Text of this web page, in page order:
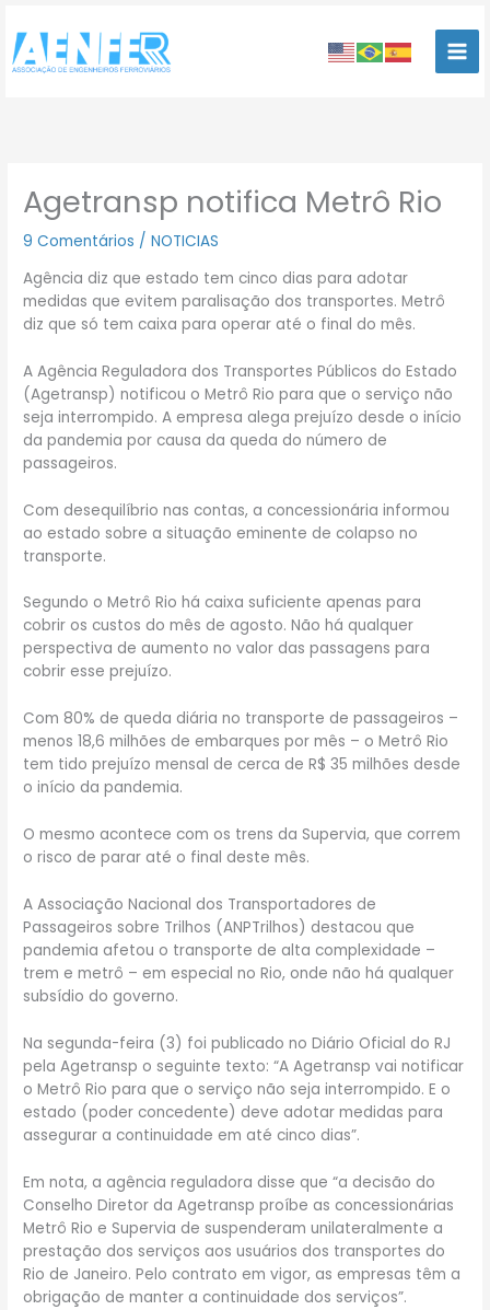
para
conteúdo
Agetransp notifica Metrô Rio
9 Comentários /NOTICIAS
Agência diz que estado tem cinco dias para adotar
medidas que evitem paralisação dos transportes. Metrô
diz que só tem caixa para operar até o final do mês.
A Agência Reguladora dos Transportes Públicos do Estado
(Agetransp) notificou o Metrô Rio para que o serviço não
seja interrompido. A empresa alega prejuízo desde o início
da pandemia por causa da queda do número de
passageiros.
Com desequilíbrio nas contas, a concessionária informou
ao estado sobre a situação eminente de colapso no
transporte.
Segundo o Metrô Rio há caixa suficiente apenas para
cobrir os custos do mês de agosto. Não há qualquer
perspectiva de aumento no valor das passagens para
cobrir esse prejuízo.
Com 80% de queda diária no transporte de passageiros –
menos 18,6 milhões de embarques por mês – o Metrô Rio
tem tido prejuízo mensal de cerca de R$ 35 milhões desde
o início da pandemia.
O mesmo acontece com os trens da Supervia, que correm
o risco de parar até o final deste mês.
A Associação Nacional dos Transportadores de
Passageiros sobre Trilhos (ANPTrilhos) destacou que
pandemia afetou o transporte de alta complexidade –
trem e metrô – em especial no Rio, onde não há qualquer
subsídio do governo.
Na segunda-feira (3) foi publicado no Diário Oficial do RJ
pela Agetransp o seguinte texto: “A Agetransp vai notificar
o Metrô Rio para que o serviço não seja interrompido. E o
estado (poder concedente) deve adotar medidas para
assegurar a continuidade em até cinco dias”.
Em nota, a agência reguladora disse que “a decisão do
Conselho Diretor da Agetransp proíbe as concessionárias
Metrô Rio e Supervia de suspenderam unilateralmente a
prestação dos serviços aos usuários dos transportes do
Rio de Janeiro. Pelo contrato em vigor, as empresas têm a
obrigação de manter a continuidade dos serviços”.